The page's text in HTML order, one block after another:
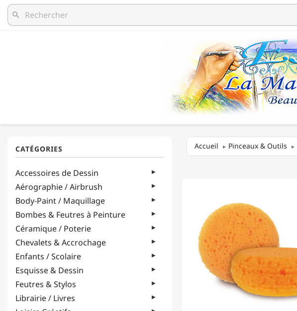
search
Accessoires de Dessin
Aérographie / Airbrush
Body-Paint / Maquillage
Bombes & Feutres à Peinture
Céramique / Poterie
Chevalets & Accrochage
Enfants / Scolaire
Esquisse & Dessin
Feutres & Stylos
Librairie / Livres
Accueil Pinceaux & Outils
MM